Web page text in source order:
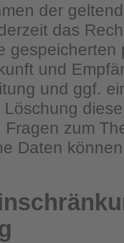
der
das
und
und ggf.
zum
Daten